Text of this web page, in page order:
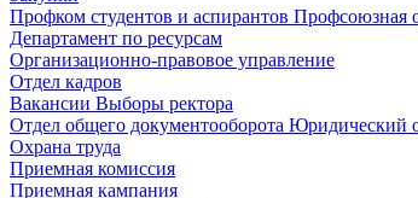
Профком студентов и аспирантов Профсоюзная
Департамент по ресурсам
Организационно-правовое управление
Отдел кадров
Вакансии Выборы ректора
Отдел общего документооборота Юридический
Охрана труда
Приемная комиссия
Приемная кампания